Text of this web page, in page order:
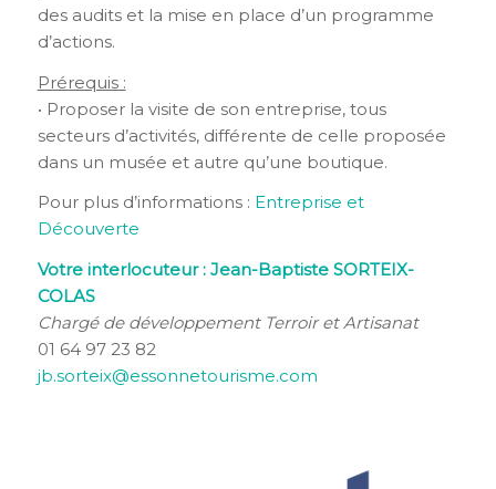
des audits et la mise en place d’un programme
d’actions.
Prérequis :
• Proposer la visite de son entreprise, tous
secteurs d’activités, différente de celle proposée
dans un musée et autre qu’une boutique.
Pour plus d’informations : Entreprise et
Découverte
Votre interlocuteur : Jean-Baptiste SORTEIX-
COLAS
Chargé de développement Terroir et Artisanat
01 64 97 23 82
jb.sorteix@essonnetourisme.com